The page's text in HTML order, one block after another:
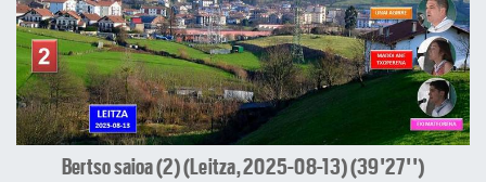
Bertso saioa (2) (Leitza, 2025-08-13) (39'27'')